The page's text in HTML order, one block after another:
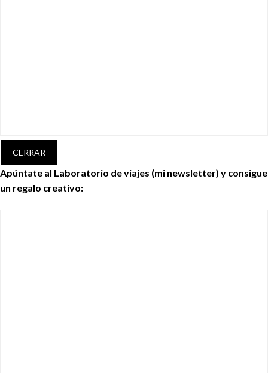
CERRAR
Apúntate al Laboratorio de viajes (mi newsletter) y consigue
un regalo creativo: